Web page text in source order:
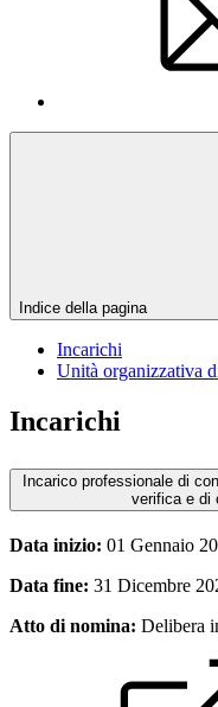
Indice della pagina
Incarichi
Unità organizzativa
Incarichi
Incarico professionale di
verifica e di
Data inizio: 01 Gennaio
Data fine: 31 Dicembre
Atto di nomina: Delibera